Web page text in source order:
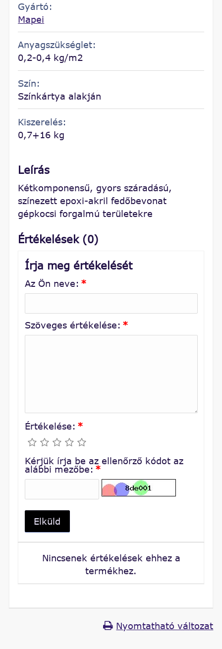
Gyártó:
Mapei
Anyagszükséglet:
0,2-0,4 kg/m2
Szín:
Színkártya alakján
Kiszerelés:
0,7+16 kg
Leírás
Kétkomponensű, gyors száradású,
színezett epoxi-akril fedőbevonat
gépkocsi forgalmú területekre
Értékelések (0)
Írja meg értékelését
Az Ön neve: *
Szöveges értékelése: *
Értékelése: *
Kérjük írja be az ellenőrző kódot az
alábbi mezőbe: *
Elküld
Nincsenek értékelések ehhez a
termékhez.
Nyomtatható változat